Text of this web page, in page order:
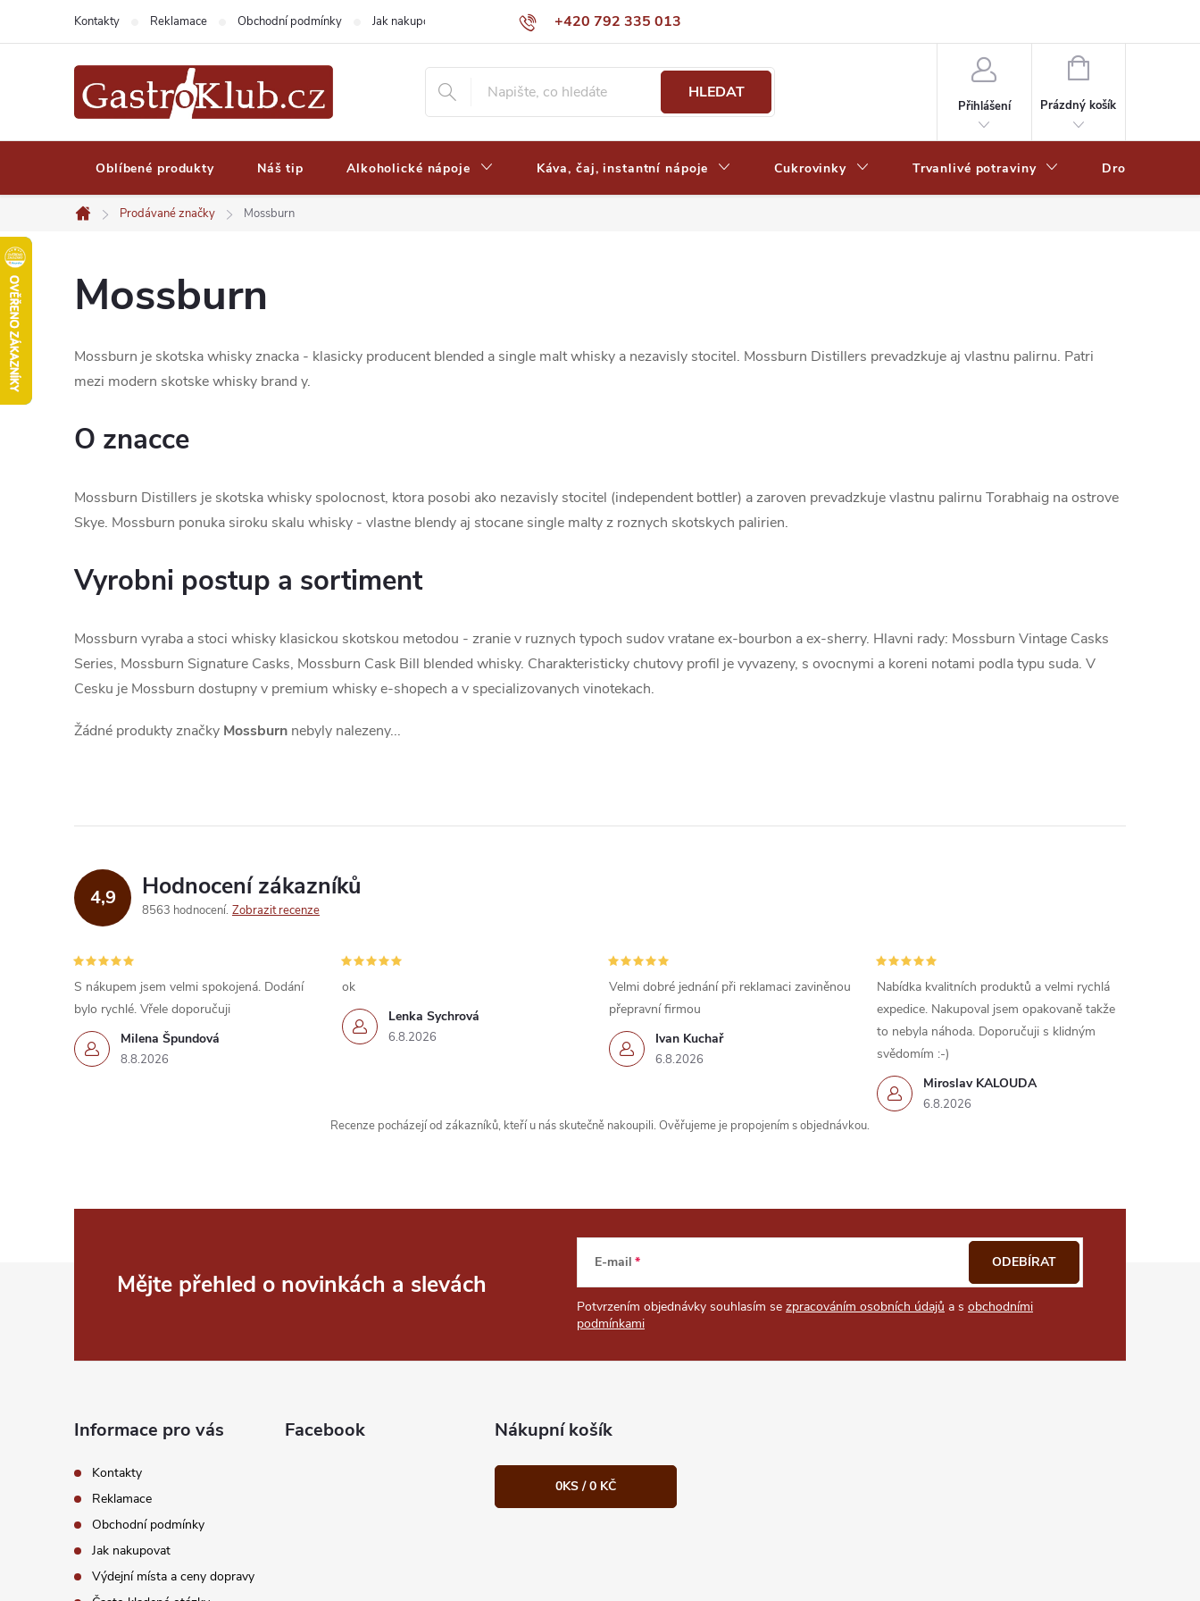
+420 792 335 013
Kontakty Reklamace Obchodní podmínky Jak nakupovat Výdejní místa a ceny dopravy Často kladené otázky
HLEDAT
Přihlášení
NÁKUPNÍ
Prázdný košík
Oblíbené produkty Náš tip Alkoholické nápoje Káva, čaj, instantní nápoje Cukrovinky Trvanlivé potraviny Drogerie
Domů
Prodávané značky Mossburn
Mossburn
Mossburn je skotska whisky znacka - klasicky producent blended a single malt whisky a nezavisly stocitel. Mossburn Distillers prevadzkuje aj vlastnu palirnu. Patri
mezi modern skotske whisky brand y.
O znacce
Mossburn Distillers je skotska whisky spolocnost, ktora posobi ako nezavisly stocitel (independent bottler) a zaroven prevadzkuje vlastnu palirnu Torabhaig na ostrove
Skye. Mossburn ponuka siroku skalu whisky - vlastne blendy aj stocane single malty z roznych skotskych palirien.
Vyrobni postup a sortiment
Mossburn vyraba a stoci whisky klasickou skotskou metodou - zranie v ruznych typoch sudov vratane ex-bourbon a ex-sherry. Hlavni rady: Mossburn Vintage Casks
Series, Mossburn Signature Casks, Mossburn Cask Bill blended whisky. Charakteristicky chutovy profil je vyvazeny, s ovocnymi a koreni notami podla typu suda. V
Cesku je Mossburn dostupny v premium whisky e-shopech a v specializovanych vinotekach.
Žádné produkty značky Mossburn nebyly nalezeny...
4,9 Hodnocení zákazníků
8563 hodnocení Zobrazit recenze
Milena Špundová
8.8.2026
S nákupem jsem velmi spokojená. Dodání
bylo rychlé. Vřele doporučuji
Lenka Sychrová
6.8.2026
ok
Ivan Kuchař
6.8.2026
Velmi dobré jednání při reklamaci zaviněnou
přepravní firmou
Miroslav KALOUDA
6.8.2026
Nabídka kvalitních produktů a velmi rychlá
expedice. Nakupoval jsem opakovaně takže
to nebyla náhoda. Doporučuji s klidným
svědomím :-)
Recenze pocházejí od zákazníků, kteří u nás skutečně nakoupili. Ověřujeme je propojením s objednávkou.
Mějte přehled o novinkách a slevách
E-mail
Potvrzením objednávky souhlasím se zpracováním osobních údajů a s obchodními
podmínkami
ODEBÍRAT
Informace pro vás
Kontakty
Reklamace
Obchodní podmínky
Jak nakupovat
Výdejní místa a ceny dopravy
Facebook Nákupní košík
0KS /0 KČ